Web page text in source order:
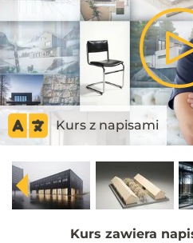
Kurs z napisami
Kurs zawiera